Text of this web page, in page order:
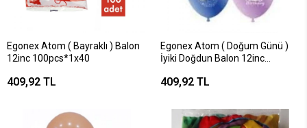
Egonex Atom ( Bayraklı ) Balon
12inc 100pcs*1x40
409,92 TL
Egonex Atom ( Doğum Günü )
İyiki Doğdun Balon 12inc
409,92 TL